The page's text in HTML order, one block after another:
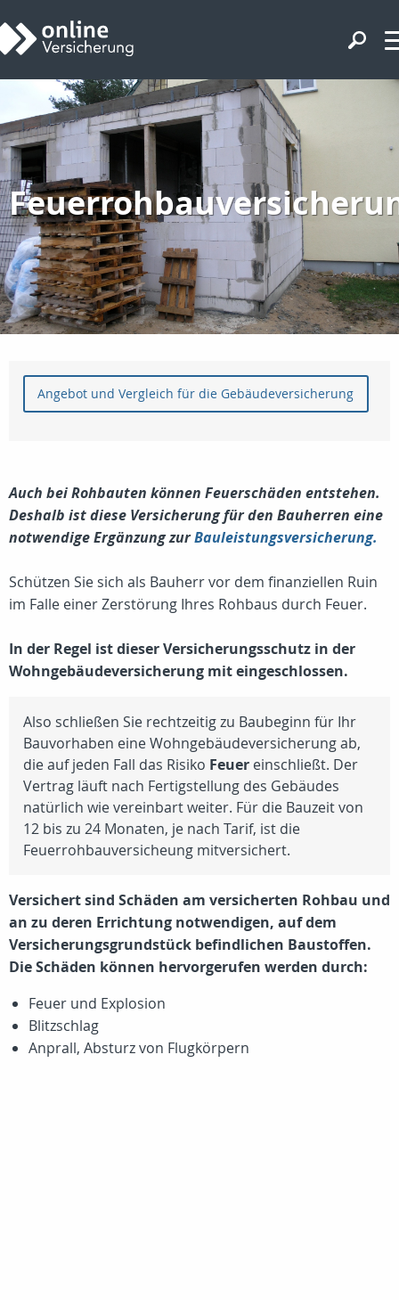
Angebot und Vergleich für die Gebäudeversicherung
Auch bei Rohbauten können Feuerschäden entstehen.
Deshalb ist diese Versicherung für den Bauherren eine
notwendige Ergänzung zurBauleistungsversicherung.
Schützen Sie sich als Bauherr vor dem finanziellen Ruin
im Falle einer Zerstörung Ihres Rohbaus durch Feuer.
In der Regel ist dieser Versicherungsschutz in der
Wohngebäudeversicherung mit eingeschlossen.
Also schließen Sie rechtzeitig zu Baubeginn für Ihr
Bauvorhaben eine Wohngebäudeversicherung ab,
die auf jeden Fall das Risiko Feuer einschließt. Der
Vertrag läuft nach Fertigstellung des Gebäudes
natürlich wie vereinbart weiter. Für die Bauzeit von
12 bis zu 24 Monaten, je nach Tarif, ist die
Feuerrohbauversicheung mitversichert.
Versichert sind Schäden am versicherten Rohbau und
an zu deren Errichtung notwendigen, auf dem
Versicherungsgrundstück befindlichen Baustoffen.
Die Schäden können hervorgerufen werden durch:
Feuer und Explosion
Blitzschlag
Anprall, Absturz von Flugkörpern